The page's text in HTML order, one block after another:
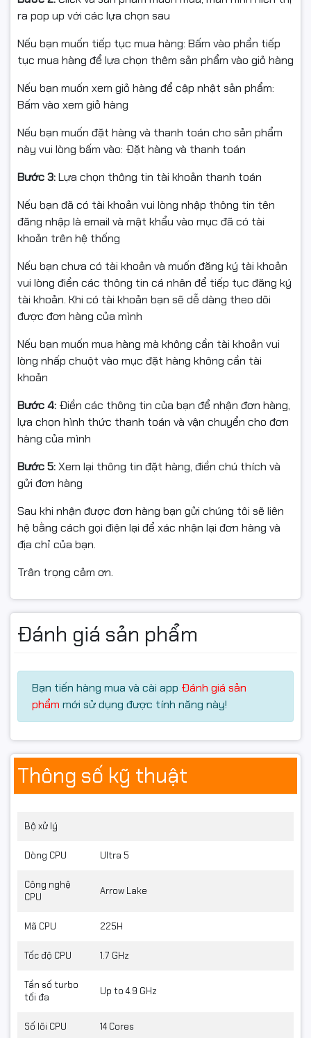
Hiệu năng mạnh mẽ với Intel
Ultra 5
225Hvới 14 nhân 16 luồng, xung nhịp tối đa lên tới
nâng cao, đa nhiệm và hội họp trực tuyến.RAM 16GB
DDR5 tốc độ cao giúp máy vận hành ổn định khi mở
nhiều ứng dụng cùng lúc, kết hợp
tốc độ khởi động và truy xuất dữ liệu nhanh chóng.
Màn hình WUXGA cảm ứng tiện
lợi
Màn hình14 inch WUXGA (1920 x 1200)
khi làm việc với văn bản và bảng tính. Tấm nềnIPScho
hình ảnh rõ nét, góc nhìn rộng, lớp phủ chống chói giúp
làm việc thoải mái trong nhiều điều kiện ánh sáng. Tính
năng cảm ứng hỗ trợ thao tác trực tiếp, tăng tính linh
ra pop up với các lựa chọn sau
Nếu bạn muốn tiếp tục mua hàng: Bấm vào phần tiếp
tục mua hàng để lựa chọn thêm sản phẩm vào giỏ hàng
Nếu bạn muốn xem giỏ hàng để cập nhật sản phẩm:
Bấm vào xem giỏ hàng
Nếu bạn muốn đặt hàng và thanh toán cho sản phẩm
này vui lòng bấm vào: Đặt hàng và thanh toán
Bước 3:Lựa chọn thông tin tài khoản thanh toán
Nếu bạn đã có tài khoản vui lòng nhập thông tin tên
đăng nhập là email và mật khẩu vào mục đã có tài
khoản trên hệ thống
Nếu bạn chưa có tài khoản và muốn đăng ký tài khoản
vui lòng điền các thông tin cá nhân để tiếp tục đăng ký
tài khoản. Khi có tài khoản bạn sẽ dễ dàng theo dõi
được đơn hàng của mình
Nếu bạn muốn mua hàng mà không cần tài khoản vui
lòng nhấp chuột vào mục đặt hàng không cần tài
khoản
Bước 4: Điền các thông tin của bạn để nhận đơn hàng,
lựa chọn hình thức thanh toán và vận chuyển cho đơn
hàng của mình
Bước 5:Xem lại thông tin đặt hàng, điền chú thích và
gửi đơn hàng
Sau khi nhận được đơn hàng bạn gửi chúng tôi sẽ liên
hệ bằng cách gọi điện lại để xác nhận lại đơn hàng và
địa chỉ của bạn.
Trân trọng cảm ơn.
Đánh giá sản phẩm
Bạn tiến hàng mua và cài app Đánh giá sản
phẩm mới sử dụng được tính năng này!
Thông số kỹ thuật
Bộ xử lý
Dòng CPU Ultra 5
Công nghệ
CPU
Arrow Lake
Mã CPU 225H
Tốc độ CPU 1.7 GHz
Tần số turbo
tối đa
Up to 4.9 GHz
Số lõi CPU 14 Cores